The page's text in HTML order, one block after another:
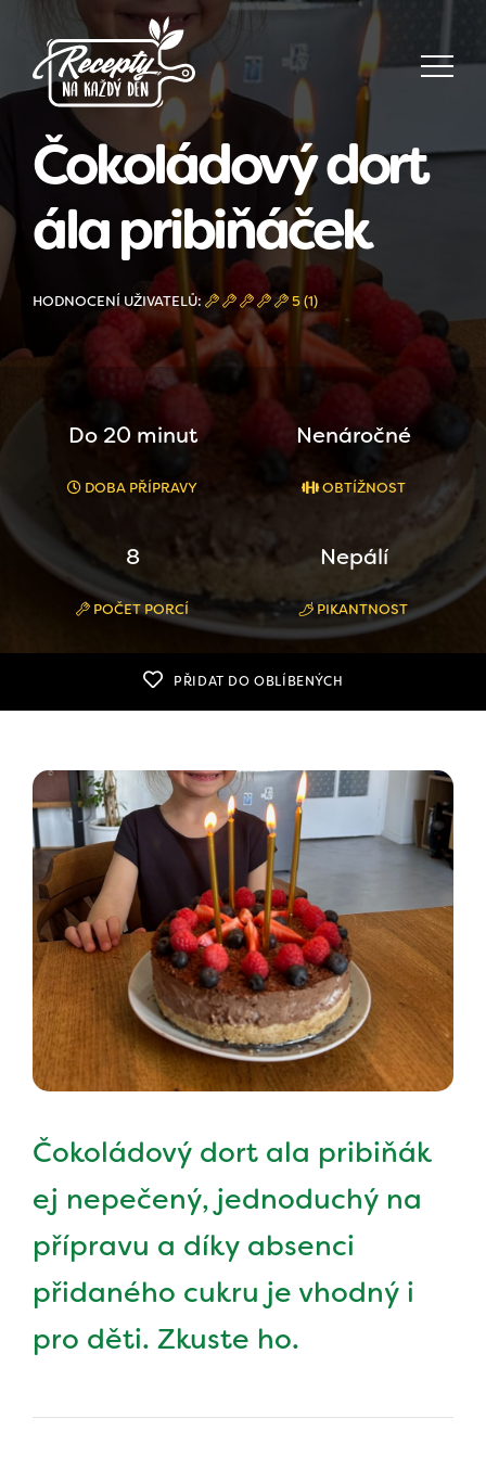
Čokoládový dort
ála pribiňáček
HODNOCENÍ UŽIVATELŮ: 5 (1)
Do 20 minut
DOBA PŘÍPRAVY
Nenáročné
OBTÍŽNOST
8
POČET PORCÍ
Nepálí
PIKANTNOST
PŘIDAT DO OBLÍBENÝCH
Čokoládový dort ala pribiňák
ej nepečený, jednoduchý na
přípravu a díky absenci
přidaného cukru je vhodný i
pro děti. Zkuste ho.